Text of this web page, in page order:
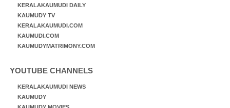
KERALAKAUMUDI DAILY
KAUMUDY TV
KERALAKAUMUDI.COM
KAUMUDI.COM
KAUMUDYMATRIMONY.COM
YOUTUBE CHANNELS
KERALAKAUMUDI NEWS
KAUMUDY